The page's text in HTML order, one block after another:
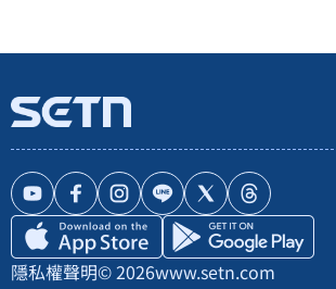
隱私權聲明© 2026www.setn.com